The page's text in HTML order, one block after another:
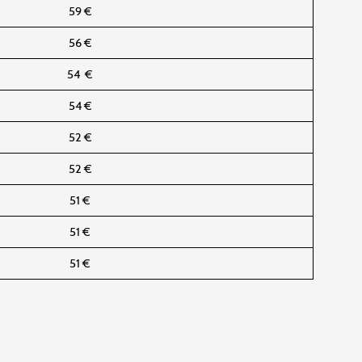
59 €
56 €
54 €
54 €
52 €
52 €
51 €
51 €
51 €